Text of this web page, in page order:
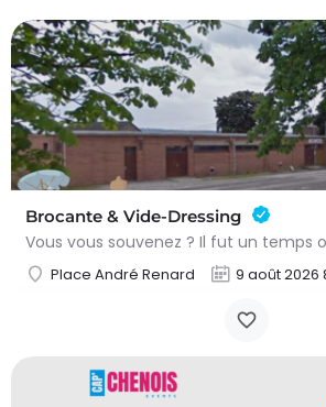
Brocante & Vide-Dressing
Place André Renard 9 août 2026